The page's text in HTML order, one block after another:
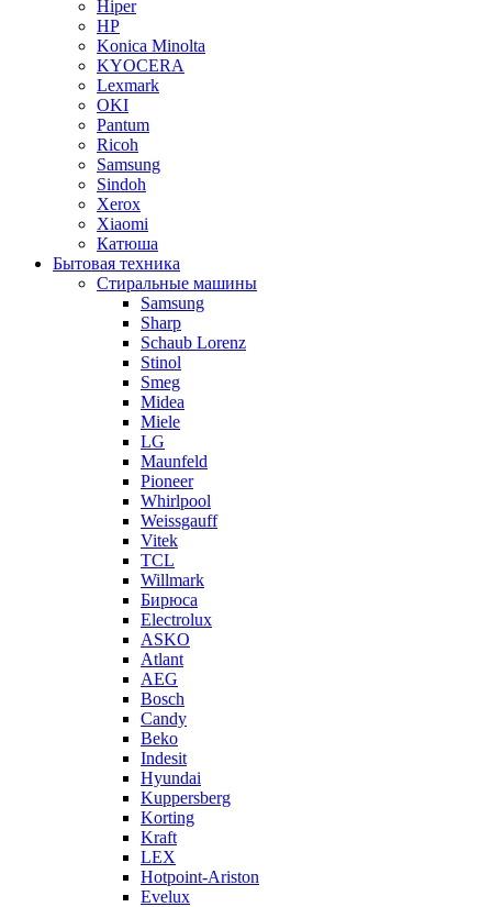
Hiper
HP
Konica Minolta
KYOCERA
Lexmark
OKI
Pantum
Ricoh
Samsung
Sindoh
Xerox
Xiaomi
Катюша
Бытовая техника
Стиральные машины
Samsung
Sharp
Schaub Lorenz
Stinol
Smeg
Midea
Miele
LG
Maunfeld
Pioneer
Whirlpool
Weissgauff
Vitek
TCL
Willmark
Бирюса
Electrolux
ASKO
Atlant
AEG
Bosch
Candy
Beko
Indesit
Hyundai
Kuppersberg
Korting
Kraft
LEX
Hotpoint-Ariston
Evelux